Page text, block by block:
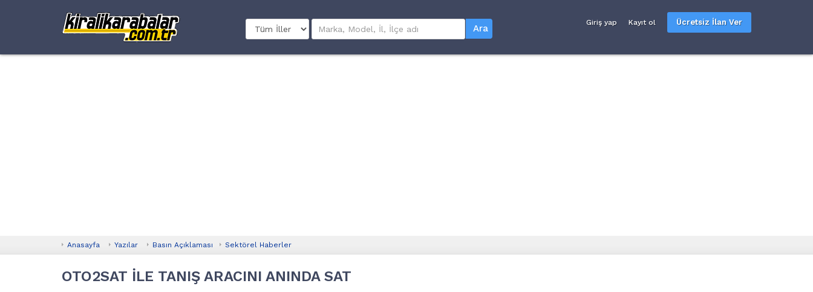
Ara
Giriş yap Kayıt ol Ücretsiz İlan Ver
Anasayfa Yazılar Basın Açıklaması Sektörel Haberler
OTO2SAT İLE TANIŞ ARACINI ANINDA SAT